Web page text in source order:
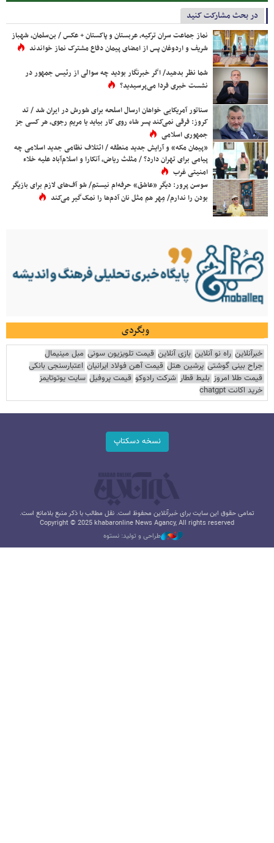
در بحث مشارکت کنید
نماز جماعت سران ترکیه، عربستان و پاکستان + عکس / بن‌سلمان، شهباز
شریف و اردوغان پس از امضای پیمان دفاع مشترک نماز خواندند
شما نظر بدهید/ اگر خبرنگار بودید چه سوالی از رئیس جمهور در
نشست خبری فردا می‌پرسیدید؟
سناتور آمریکایی خواهان ارسال اسلحه برای شورش در ایران شد / تد
کروز: فرقی نمی‌کند پسر شاه روی کار بیاید یا مریم رجوی، هر کسی جز
جمهوری اسلامی
«پیمان مکه» و آرایش جدید منطقه / ائتلاف نظامی جدید اسلامی چه
پیامی برای تهران دارد؟ / مثلث ریاض، آنکارا و اسلام‌آباد علیه خلاء
امنیتی غرب
سوسن پرور: دیگر «عاشق» حرفه‌ام نیستم/ شو آف‌های لازم برای بازیگر
بودن را ندارم/ مِهر هم مثل نان آدم‌ها را نمک‌گیر می‌کند
وبگردی
خبرآنلاین راه نو آنلاین بازی آنلاین قیمت تلویزیون سونی مبل مینیمال
جراح بینی گوشتی پرشین هتل قیمت آهن فولاد ایرانیان اعتبارسنجی بانکی
قیمت طلا امروز بلیط قطار شرکت رادوکو قیمت پروفیل سایت یوتوتایمز
خرید اکانت chatgpt
نسخه دسکتاپ
تمامی حقوق این سایت برای خبرآنلاین محفوظ است. نقل مطالب با ذکر منبع بلامانع است.
Copyright © 2025 khabaronline News Agancy, All rights reserved
طراحی و تولید: نستوه